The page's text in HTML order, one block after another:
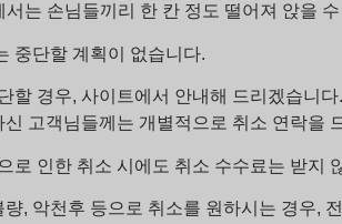
는 손님들끼리 한 칸 정도 떨어져 앉을
중단할 계획이 없습니다.
할 경우, 사이트에서 안내해 드리겠습니다.
고객님들께는 개별적으로 취소 연락을
로 인한 취소 시에도 취소 수수료는 받지
, 악천후 등으로 취소를 원하시는 경우,